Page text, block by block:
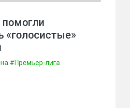
«голосистые»
#Премьер-лига